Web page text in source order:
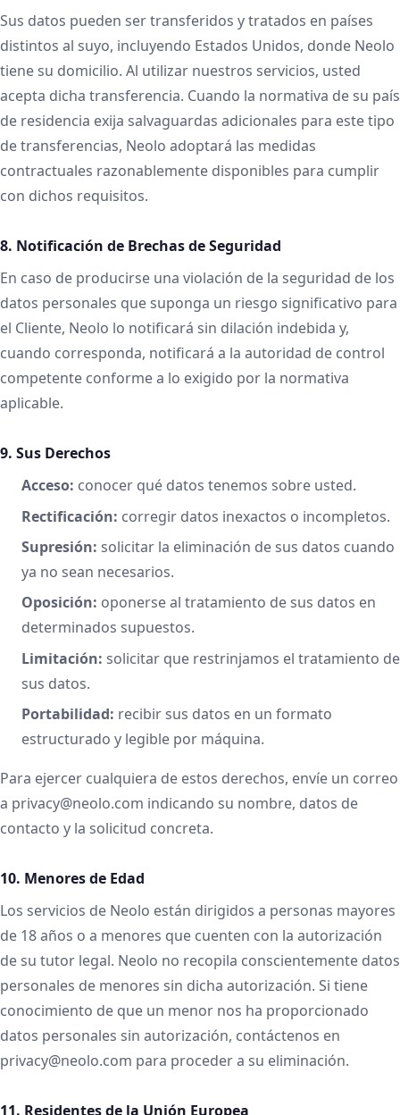
Sus datos pueden ser transferidos y tratados en países
distintos al suyo, incluyendo Estados Unidos, donde Neolo
tiene su domicilio. Al utilizar nuestros servicios, usted
acepta dicha transferencia. Cuando la normativa de su país
de residencia exija salvaguardas adicionales para este tipo
de transferencias, Neolo adoptará las medidas
contractuales razonablemente disponibles para cumplir
con dichos requisitos.
8. Notificación de Brechas de Seguridad
En caso de producirse una violación de la seguridad de los
datos personales que suponga un riesgo significativo para
el Cliente, Neolo lo notificará sin dilación indebida y,
cuando corresponda, notificará a la autoridad de control
competente conforme a lo exigido por la normativa
aplicable.
9. Sus Derechos
Acceso: conocer qué datos tenemos sobre usted.
Rectificación: corregir datos inexactos o incompletos.
Supresión: solicitar la eliminación de sus datos cuando
ya no sean necesarios.
Oposición: oponerse al tratamiento de sus datos en
determinados supuestos.
Limitación: solicitar que restrinjamos el tratamiento de
sus datos.
Portabilidad: recibir sus datos en un formato
estructurado y legible por máquina.
Para ejercer cualquiera de estos derechos, envíe un correo
a privacy@neolo.com indicando su nombre, datos de
contacto y la solicitud concreta.
10. Menores de Edad
Los servicios de Neolo están dirigidos a personas mayores
de 18 años o a menores que cuenten con la autorización
de su tutor legal. Neolo no recopila conscientemente datos
personales de menores sin dicha autorización. Si tiene
conocimiento de que un menor nos ha proporcionado
datos personales sin autorización, contáctenos en
privacy@neolo.com para proceder a su eliminación.
11. Residentes de la Unión Europea